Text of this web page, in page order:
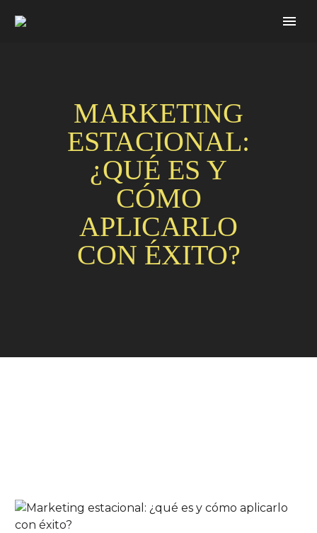
MARKETING
ESTACIONAL:
¿QUÉ ES Y
CÓMO
APLICARLO
CON ÉXITO?